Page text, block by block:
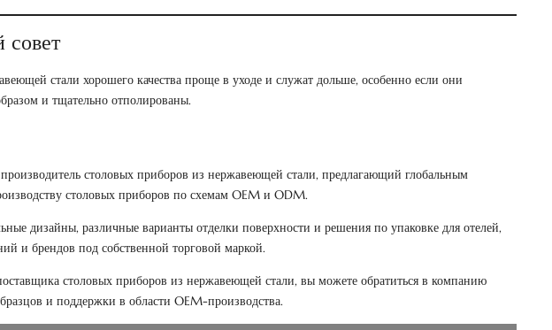
совет
стали хорошего качества проще в уходе и служат дольше, особенно если они
и тщательно отполированы.
столовых приборов из нержавеющей стали, предлагающий глобальным
столовых приборов по схемам OEM и ODM.
дизайны, различные варианты отделки поверхности и решения по упаковке для отелей,
и брендов под собственной торговой маркой.
столовых приборов из нержавеющей стали, вы можете обратиться в компанию
и поддержки в области OEM-производства.